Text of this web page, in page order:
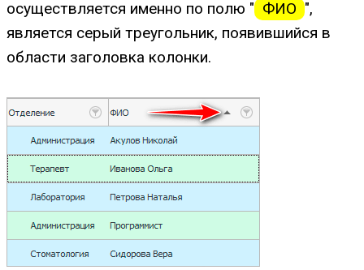
осуществляется именно по полю " ФИО ",
является серый треугольник, появившийся в
области заголовка колонки.